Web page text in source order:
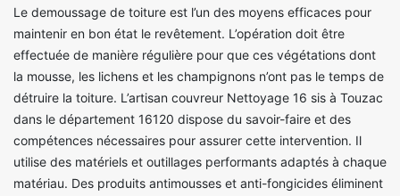
Le demoussage de toiture est l’un des moyens efficaces pour
maintenir en bon état le revêtement. L’opération doit être
effectuée de manière régulière pour que ces végétations dont
la mousse, les lichens et les champignons n’ont pas le temps de
détruire la toiture. L’artisan couvreur Nettoyage 16 sis à Touzac
dans le département 16120 dispose du savoir-faire et des
compétences nécessaires pour assurer cette intervention. Il
utilise des matériels et outillages performants adaptés à chaque
matériau. Des produits antimousses et anti-fongicides éliminent